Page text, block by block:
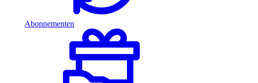
Abonnementen